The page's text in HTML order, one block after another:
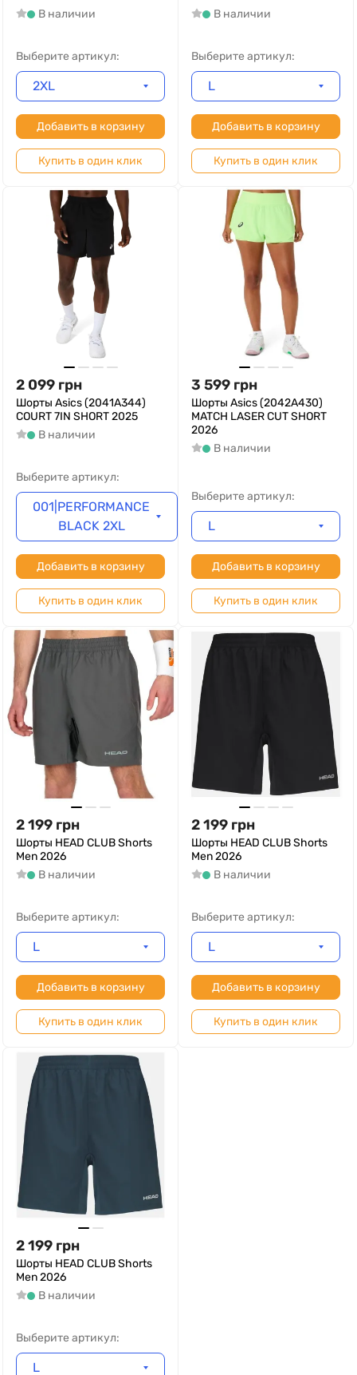
В наличии
Выберите артикул:
2XL
Добавить в корзину
Купить в один клик
В наличии
Выберите артикул:
L
Добавить в корзину
Купить в один клик
2 099 грн
Шорты Asics (2041A344)
COURT 7IN SHORT 2025
В наличии
Выберите артикул:
001|PERFORMANCE
BLACK 2XL
Добавить в корзину
Купить в один клик
3 599 грн
Шорты Asics (2042A430)
MATCH LASER CUT SHORT
2026
В наличии
Выберите артикул:
L
Добавить в корзину
Купить в один клик
2 199 грн
Шорты HEAD CLUB Shorts
Men 2026
В наличии
Выберите артикул:
L
Добавить в корзину
Купить в один клик
2 199 грн
Шорты HEAD CLUB Shorts
Men 2026
В наличии
Выберите артикул:
L
Добавить в корзину
Купить в один клик
2 199 грн
Шорты HEAD CLUB Shorts
Men 2026
В наличии
Выберите артикул:
L